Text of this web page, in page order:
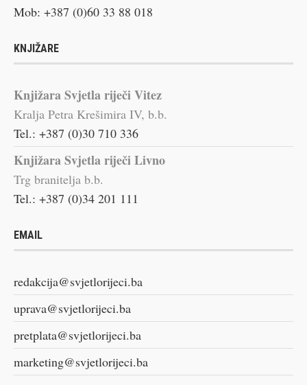
Mob: +387 (0)60 33 88 018
KNJIŽARE
Knjižara Svjetla riječi Vitez
Kralja Petra Krešimira IV, b.b.
Tel.: +387 (0)30 710 336
Knjižara Svjetla riječi Livno
Trg branitelja b.b.
Tel.: +387 (0)34 201 111
EMAIL
redakcija@svjetlorijeci.ba
uprava@svjetlorijeci.ba
pretplata@svjetlorijeci.ba
marketing@svjetlorijeci.ba